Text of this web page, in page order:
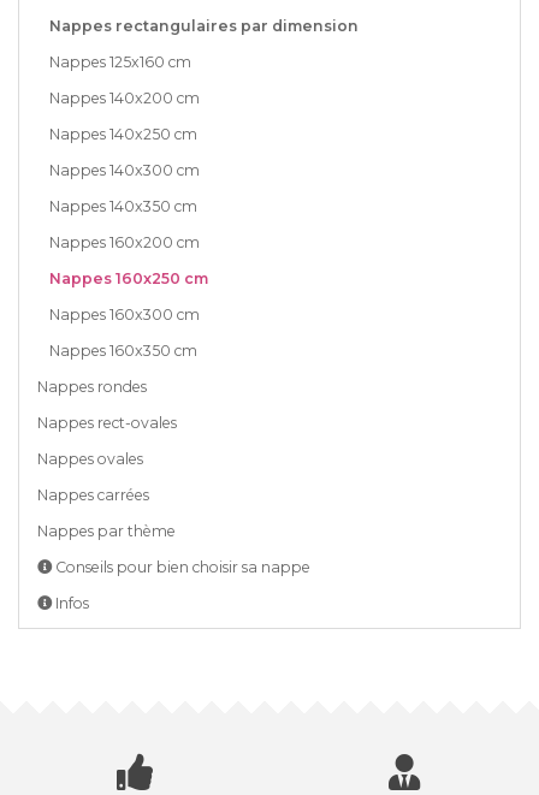
Nappes rectangulaires par dimension
Nappes 125x160 cm
Nappes 140x200 cm
Nappes 140x250 cm
Nappes 140x300 cm
Nappes 140x350 cm
Nappes 160x200 cm
Nappes 160x250 cm
Nappes 160x300 cm
Nappes 160x350 cm
Nappes rondes
Nappes rect-ovales
Nappes ovales
Nappes carrées
Nappes par thème
Conseils pour bien choisir sa nappe
Infos